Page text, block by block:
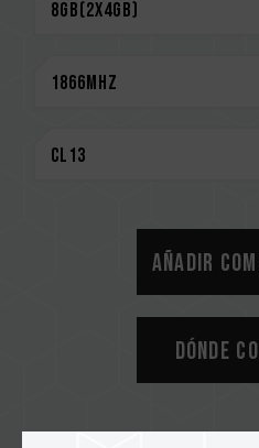
Garantía de por vida
Añadir
Dónde